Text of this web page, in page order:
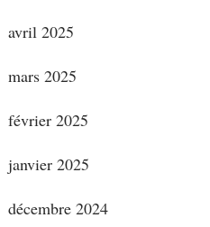
avril 2025
mars 2025
février 2025
janvier 2025
décembre 2024